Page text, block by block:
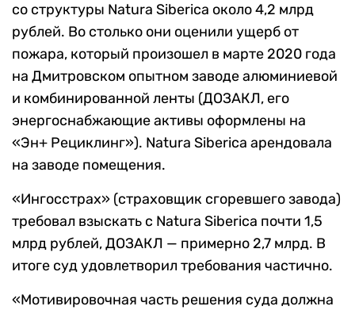
со структуры Natura Siberica около 4,2 млрд
рублей. Во столько они оценили ущерб от
пожара, который произошел в марте 2020 года
на Дмитровском опытном заводе алюминиевой
и комбинированной ленты (ДОЗАКЛ, его
энергоснабжающие активы оформлены на
«Эн+ Рециклинг»). Natura Siberica арендовала
на заводе помещения.
«Ингосстрах» (страховщик сгоревшего завода)
требовал взыскать с Natura Siberica почти 1,5
млрд рублей, ДОЗАКЛ — примерно 2,7 млрд. В
итоге суд удовлетворил требования частично.
«Мотивировочная часть решения суда должна